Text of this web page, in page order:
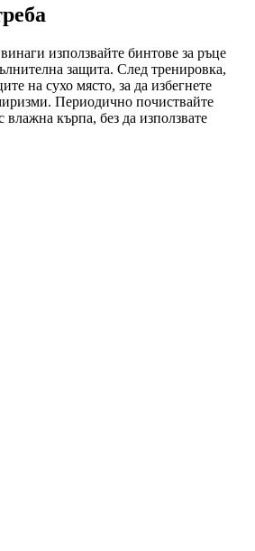
използвайте бинтове за ръце
защита. След тренировка,
на сухо място, за да избегнете
Периодично почиствайте
кърпа, без да използвате